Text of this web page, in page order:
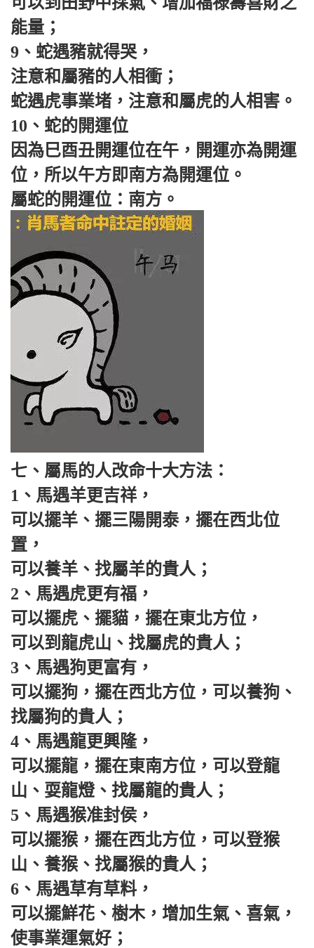
能量；
9、蛇遇豬就得哭，
注意和屬豬的人相衝；
蛇遇虎事業堵，注意和屬虎的人相害。
10、蛇的開運位
因為巳酉丑開運位在午，開運亦為開運
位，所以午方即南方為開運位。
屬蛇的開運位：南方。
七、屬馬的人改命十大方法：
1、馬遇羊更吉祥，
可以擺羊、擺三陽開泰，擺在西北位
置，
可以養羊、找屬羊的貴人；
2、馬遇虎更有福，
可以擺虎、擺貓，擺在東北方位，
可以到龍虎山、找屬虎的貴人；
3、馬遇狗更富有，
可以擺狗，擺在西北方位，可以養狗、
找屬狗的貴人；
4、馬遇龍更興隆，
可以擺龍，擺在東南方位，可以登龍
山、耍龍燈、找屬龍的貴人；
5、馬遇猴准封侯，
可以擺猴，擺在西北方位，可以登猴
山、養猴、找屬猴的貴人；
6、馬遇草有草料，
可以擺鮮花、樹木，增加生氣、喜氣，
使事業運氣好；